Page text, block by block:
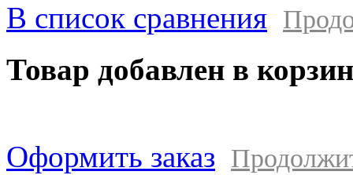
В список сравнения
Товар добавлен в
Оформить заказ